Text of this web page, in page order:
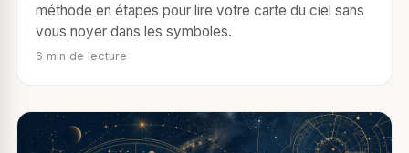
méthode en étapes pour lire votre carte du ciel sans
vous noyer dans les symboles.
6 min de lecture